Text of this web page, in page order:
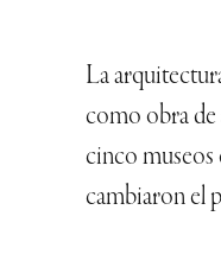
La
como obra de
cinco museos
cambiaron el